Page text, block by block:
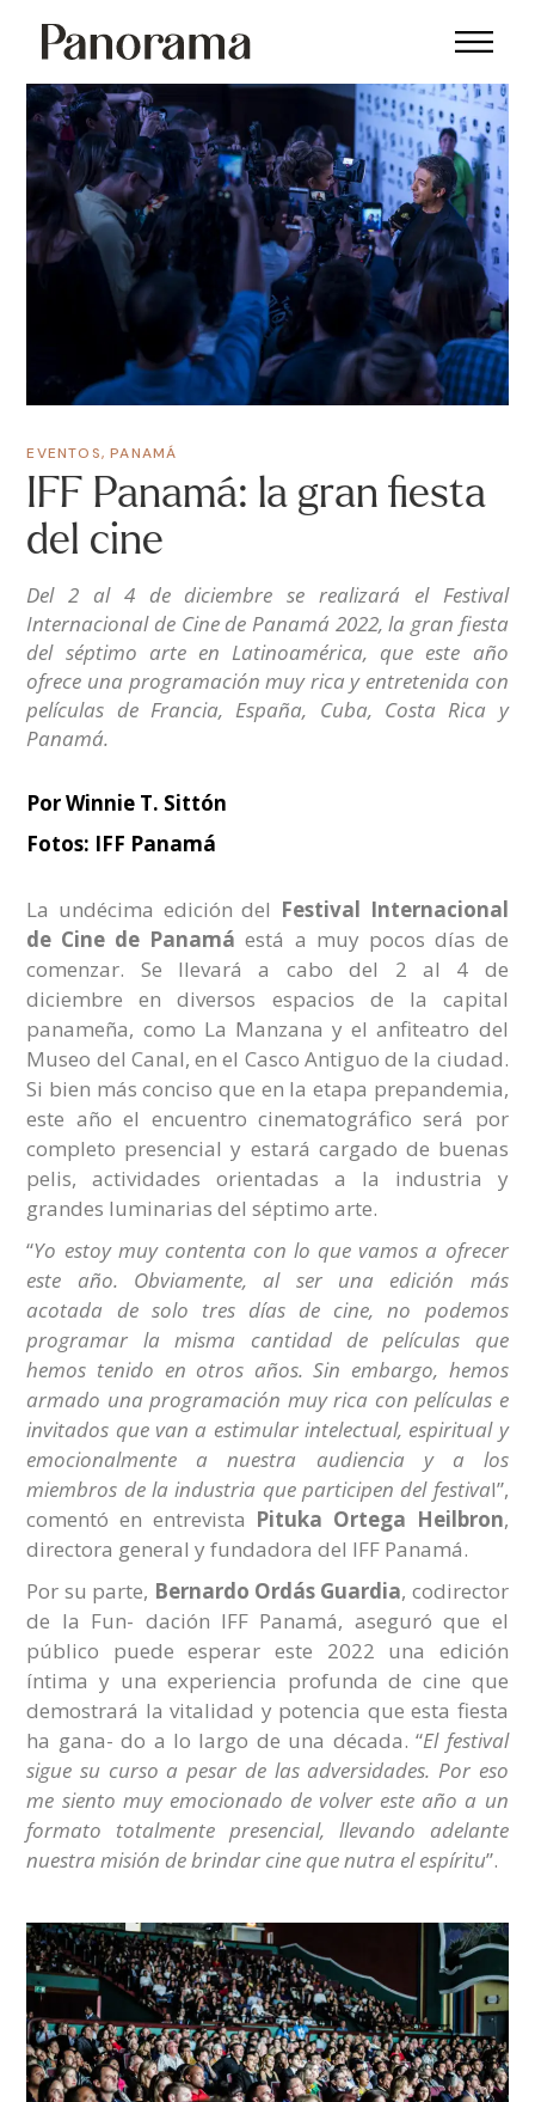
EVENTOS,PANAMÁ
IFF Panamá: la gran fiesta
del cine
Del 2 al 4 de diciembre se realizará el Festival
Internacional de Cine de Panamá 2022, la gran fiesta
del séptimo arte en Latinoamérica, que este año
ofrece una programación muy rica y entretenida con
películas de Francia, España, Cuba, Costa Rica y
Panamá.
Por Winnie T. Sittón
Fotos: IFF Panamá
La undécima edición del Festival Internacional
de Cine de Panamá está a muy pocos días de
comenzar. Se llevará a cabo del 2 al 4 de
diciembre en diversos espacios de la capital
panameña, como La Manzana y el anfiteatro del
Museo del Canal, en el Casco Antiguo de la ciudad.
Si bien más conciso que en la etapa prepandemia,
este año el encuentro cinematográfico será por
completo presencial y estará cargado de buenas
pelis, actividades orientadas a la industria y
grandes luminarias del séptimo arte.
“Yo estoy muy contenta con lo que vamos a ofrecer
este año. Obviamente, al ser una edición más
acotada de solo tres días de cine, no podemos
programar la misma cantidad de películas que
hemos tenido en otros años. Sin embargo, hemos
armado una programación muy rica con películas e
invitados que van a estimular intelectual, espiritual y
emocionalmente a nuestra audiencia y a los
miembros de la industria que participen del festival”,
comentó en entrevista Pituka Ortega Heilbron,
directora general y fundadora del IFF Panamá.
Por su parte, Bernardo Ordás Guardia, codirector
de la Fun- dación IFF Panamá, aseguró que el
público puede esperar este 2022 una edición
íntima y una experiencia profunda de cine que
demostrará la vitalidad y potencia que esta fiesta
ha gana- do a lo largo de una década. “El festival
sigue su curso a pesar de las adversidades. Por eso
me siento muy emocionado de volver este año a un
formato totalmente presencial, llevando adelante
nuestra misión de brindar cine que nutra el espíritu”.